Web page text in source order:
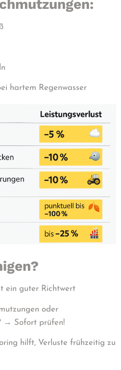
hartem Regenwasser
ein guter Richtwert
oder
→ Sofort prüfen!
hilft, Verluste frühzeitig zu